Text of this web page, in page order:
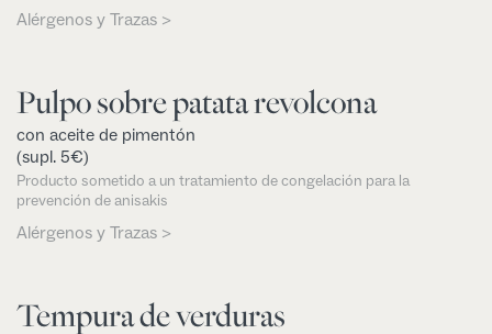
Alérgenos y Trazas >
Pulpo sobre patata revolcona
con aceite de pimentón
(supl. 5€)
Producto sometido a un tratamiento de congelación para la
prevención de anisakis
Alérgenos y Trazas >
Tempura de verduras